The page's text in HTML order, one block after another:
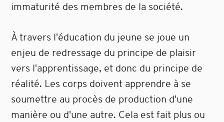
immaturité des membres de la société.
À travers l'éducation du jeune se joue un
enjeu de redressage du principe de plaisir
vers l'apprentissage, et donc du principe de
réalité. Les corps doivent apprendre à se
soumettre au procès de production d'une
manière ou d'une autre. Cela est fait plus ou